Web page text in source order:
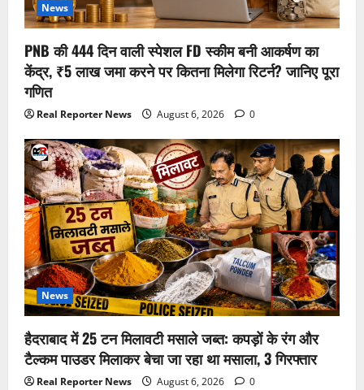
News
PNB की 444 दिन वाली स्पेशल FD स्कीम बनी आकर्षण का
केंद्र, ₹5 लाख जमा करने पर कितना मिलेगा रिटर्न? जानिए पूरा
गणित
Real Reporter News August 6, 2026 0
News
हैदराबाद में 25 टन मिलावटी मसाले जब्त: कपड़ों के रंग और
टैल्कम पाउडर मिलाकर बेचा जा रहा था मसाला, 3 गिरफ्तार
Real Reporter News August 6, 2026 0